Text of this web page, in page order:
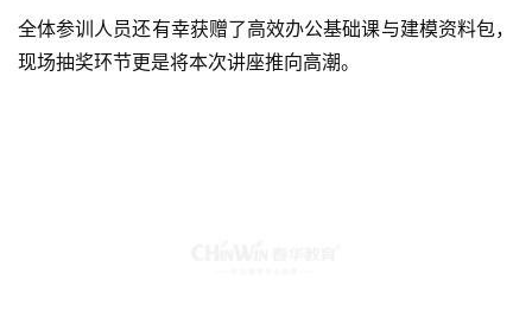
全体参训人员还有幸获赠了高效办公基础课与建模资料包，
现场抽奖环节更是将本次讲座推向高潮。